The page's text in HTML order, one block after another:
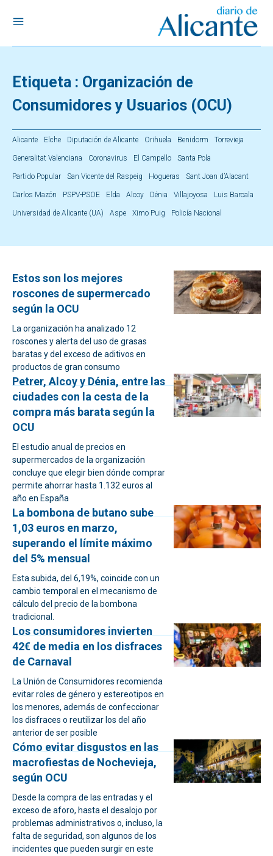
Etiqueta : Organización de
Consumidores y Usuarios (OCU)
Alicante Elche Diputación de Alicante Orihuela Benidorm Torrevieja
Generalitat Valenciana Coronavirus El Campello Santa Pola
Partido Popular San Vicente del Raspeig Hogueras Sant Joan d’Alacant
Carlos Mazón PSPV-PSOE Elda Alcoy Dénia Villajoyosa Luis Barcala
Universidad de Alicante (UA) Aspe Ximo Puig Policía Nacional
Estos son los mejores
roscones de supermercado
según la OCU
La organización ha analizado 12
roscones y alerta del uso de grasas
baratas y del exceso de aditivos en
productos de gran consumo
Petrer, Alcoy y Dénia, entre las
ciudades con la cesta de la
compra más barata según la
OCU
El estudio anual de precios en
supermercados de la organización
concluye que elegir bien dónde comprar
permite ahorrar hasta 1.132 euros al
año en España
La bombona de butano sube
1,03 euros en marzo,
superando el límite máximo
del 5% mensual
Esta subida, del 6,19%, coincide con un
cambio temporal en el mecanismo de
cálculo del precio de la bombona
tradicional.
Los consumidores invierten
42€ de media en los disfraces
de Carnaval
La Unión de Consumidores recomienda
evitar roles de género y estereotipos en
los menores, además de confeccionar
los disfraces o reutilizar los del año
anterior de ser posible
Cómo evitar disgustos en las
macrofiestas de Nochevieja,
según OCU
Desde la compra de las entradas y el
exceso de aforo, hasta el desalojo por
problemas administrativos o, incluso, la
falta de seguridad, son algunos de los
incidentes que pueden surgir en este